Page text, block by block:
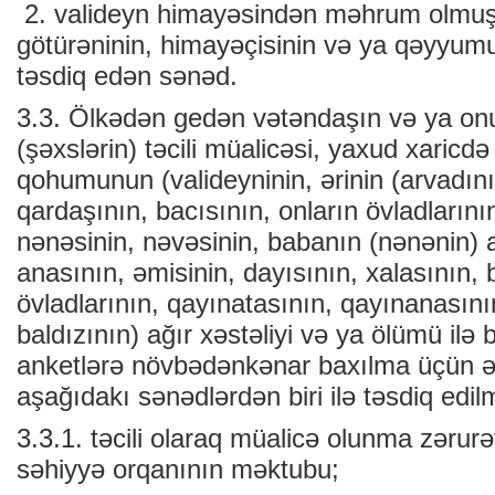
2. valideyn himayəsindən məhrum
götürəninin, himayəçisinin və ya
təsdiq edən sənəd.
3.3. Ölkədən gedən vətəndaşın və ya
(şəxslərin) təcili müalicəsi, yaxud
qohumunun (valideyninin, ərinin
qardaşının, bacısının, onların
nənəsinin, nəvəsinin, babanın (nənənin)
anasının, əmisinin, dayısının,
övladlarının, qayınatasının,
baldızının) ağır xəstəliyi və ya ölümü ilə
anketlərə növbədənkənar baxılma üçün
aşağıdakı sənədlərdən biri ilə təsdiq
3.3.1. təcili olaraq müalicə olunma
səhiyyə orqanının məktubu;